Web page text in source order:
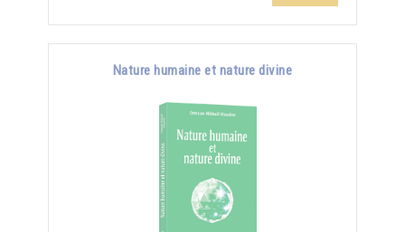
Nature humaine et nature divine